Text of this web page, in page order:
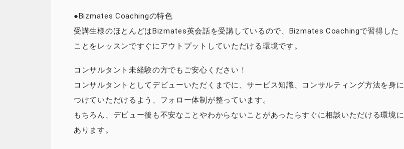
●Bizmates Coachingの特色
受講生様のほとんどはBizmates英会話を受講しているので、Bizmates Coachingで習得した
ことをレッスンですぐにアウトプットしていただける環境です。
コンサルタント未経験の方でもご安心ください！
コンサルタントとしてデビューいただくまでに、サービス知識、コンサルティング方法を身に
つけていただけるよう、フォロー体制が整っています。
もちろん、デビュー後も不安なことやわからないことがあったらすぐに相談いただける環境に
あります。